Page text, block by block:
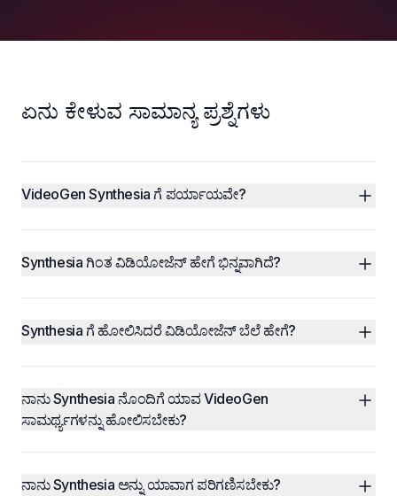
ಏನು ಕೇಳುವ ಸಾಮಾನ್ಯ ಪ್ರಶ್ನೆಗಳು
VideoGen Synthesia ಗೆ ಪರ್ಯಾಯವೇ?
Synthesia ಗಿಂತ ವಿಡಿಯೋಜೆನ್ ಹೇಗೆ ಭಿನ್ನವಾಗಿದೆ?
Synthesia ಗೆ ಹೋಲಿಸಿದರೆ ವಿಡಿಯೋಜೆನ್ ಬೆಲೆ ಹೇಗೆ?
ನಾನು Synthesia ನೊಂದಿಗೆ ಯಾವ VideoGen
ಸಾಮರ್ಥ್ಯಗಳನ್ನು ಹೋಲಿಸಬೇಕು?
ನಾನು Synthesia ಅನ್ನು ಯಾವಾಗ ಪರಿಗಣಿಸಬೇಕು?